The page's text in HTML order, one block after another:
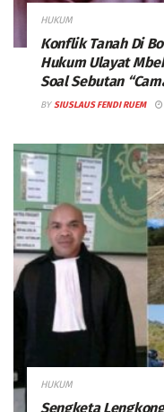
HUKUM
Konflik Tanah Di
Hukum Ulayat
Soal Sebutan
BY SIUSLAUS FENDI RUEM
HUKUM
Sengketa